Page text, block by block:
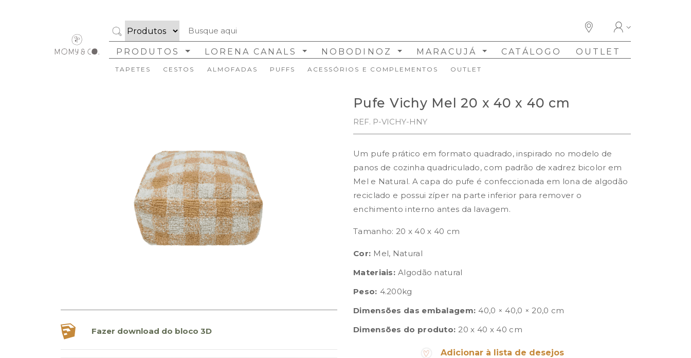
PRODUTOS LORENA CANALS NOBODINOZ MARACUJÁ CATÁLOGO OUTLET
TAPETES CESTOS ALMOFADAS PUFFS ACESSÓRIOS E COMPLEMENTOS OUTLET
Fazer download do bloco 3D
Pufe Vichy Mel 20 x 40 x 40 cm
REF. P-VICHY-HNY
Um pufe prático em formato quadrado, inspirado no modelo de
panos de cozinha quadriculado, com padrão de xadrez bicolor em
Mel e Natural. A capa do pufe é confeccionada em lona de algodão
reciclado e possui zíper na parte inferior para remover o
enchimento interno antes da lavagem.
Tamanho: 20 x 40 x 40 cm
Cor: Mel, Natural
Materiais: Algodão natural
Peso: 4.200kg
Dimensões das embalagem: 40,0 × 40,0 × 20,0 cm
Dimensões do produto: 20 x 40 x 40 cm
Adicionar à lista de desejos